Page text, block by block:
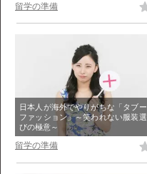
留学の準備
日本人が海外でやりがちな「タブー
ファッション」～笑われない服装選
びの極意～
留学の準備